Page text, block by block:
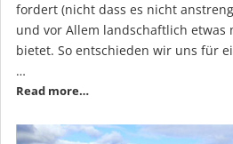
fordert (nicht dass es nicht
und vor Allem landschaftlich etwas
bietet. So entschieden wir uns für
…
Read more…